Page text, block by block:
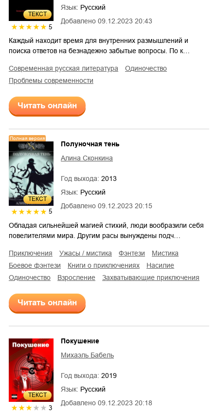
ТЕКСТ
5
Добавлено 09.12.2023 20:43
Язык: Русский
Каждый находит время для внутренних размышлений и
поиска ответов на безнадежно забытые вопросы. По к…
современная русская литература
одиночество
проблемы современности
Читать онлайн
ТЕКСТ
Полная версия
5
Добавлено 09.12.2023 20:15
Полуночная тень
Алина Сконкина
Год выхода: 2013
Язык: Русский
Обладая сильнейшей магией стихий, люди вообразили себя
повелителями мира. Другим расы вынуждены подч…
приключения ужасы / мистика фэнтези
мистика
боевое фэнтези
книги о приключениях
насилие
одиночество
взросление захватывающие приключения
Читать онлайн
ТЕКСТ
3
Добавлено 09.12.2023 20:18
Покушение
Михаэль Бабель
Год выхода: 2019
Язык: Русский